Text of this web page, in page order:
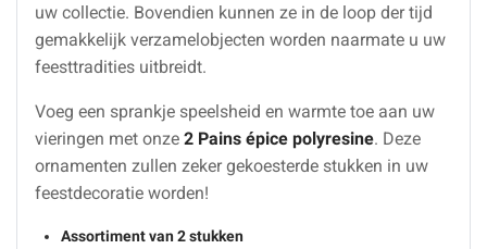
uw collectie. Bovendien kunnen ze in de loop der tijd
gemakkelijk verzamelobjecten worden naarmate u uw
feesttradities uitbreidt.
Voeg een sprankje speelsheid en warmte toe aan uw
vieringen met onze 2 Pains épice polyresine. Deze
ornamenten zullen zeker gekoesterde stukken in uw
feestdecoratie worden!
Assortiment van 2 stukken